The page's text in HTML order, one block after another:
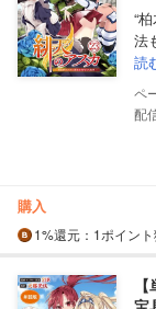
“
法
読
配
購入
1%還元 ：1ポイン